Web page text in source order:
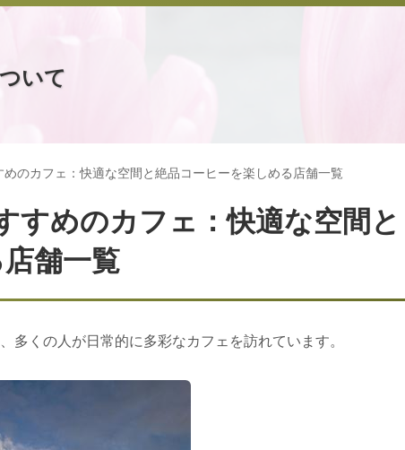
いて
めのカフェ：快適な空間と絶品コーヒーを楽しめる店舗一覧
すめのカフェ：快適な空間と
舗一覧
くの人が日常的に多彩なカフェを訪れています。